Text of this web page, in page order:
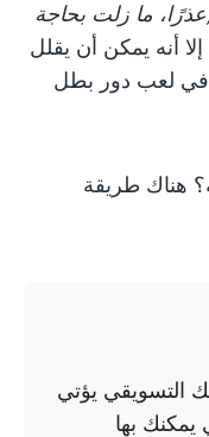
ما زلت بحاجة
إلا أنه يمكن أن يقلل
في لعب دور بطل
هناك طريقة
التسويقي يؤتي
يمكنك بها